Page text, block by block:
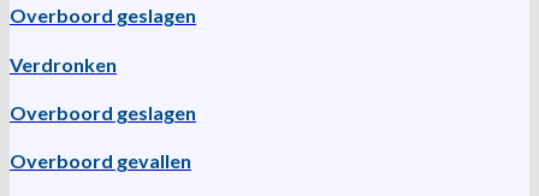
Overboord geslagen
Verdronken
Overboord geslagen
Overboord gevallen